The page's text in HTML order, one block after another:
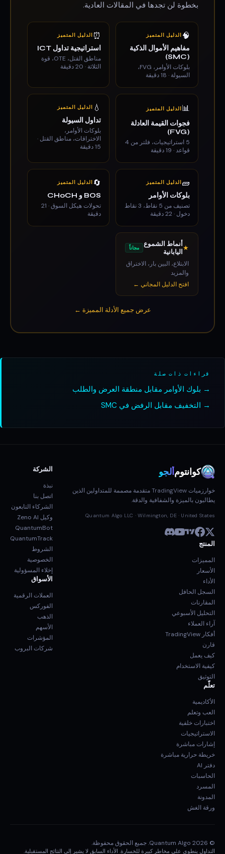
بخطوة لن تجدها في المقالات العادية.
🧠 الدليل المتميز
مفاهيم الأموال الذكية
(SMC)
بلوكات الأوامر، FVG،
السيولة · 18 دقيقة
⏰ الدليل المتميز
استراتيجية تداول ICT
مناطق القتل، OTE، قوة
الثلاثة · 20 دقيقة
📊 الدليل المتميز
فجوات القيمة العادلة
(FVG)
5 استراتيجيات، فلتر من 4
قواعد · 19 دقيقة
💧 الدليل المتميز
تداول السيولة
بلوكات الأوامر،
الاختراقات، مناطق القتل ·
15 دقيقة
🧱 الدليل المتميز
بلوكات الأوامر
تصنيف من 5 نقاط، 3 نقاط
دخول · 22 دقيقة
🔄 الدليل المتميز
BOS و CHoCH
تحولات هيكل السوق · 21
دقيقة
★أنماط الشموع
اليابانية
مجاناً
الابتلاع، البين بار، الاختراق
والمزيد
افتح الدليل المجاني ←
عرض جميع الأدلة المميزة ←
قراءات ذات صلة
→ بلوك الأوامر مقابل منطقة العرض والطلب
→ التخفيف مقابل الرفض في SMC
كوانتومألجو
خوارزميات TradingView متقدمة مصممة للمتداولين الذين
يطالبون بالميزة والشفافية والدقة.
Quantum Algo LLC · Wilmington, DE · United States
المنتج
المميزات
الأسعار
الأداء
السجل الحافل
المقارنات
التحليل الأسبوعي
آراء العملاء
أفكار TradingView
قارن
كيف يعمل
كيفية الاستخدام
التوثيق
تعلّم
الأكاديمية
العب وتعلم
اختبارات خلفية
الاستراتيجيات
إشارات مباشرة
خريطة حرارية مباشرة
دفتر AI
الحاسبات
المسرد
المدونة
ورقة الغش
الشركة
نبذة
اتصل بنا
الشركاء التابعون
وكيل Zeno AI
QuantumBot
QuantumTrack
الشروط
الخصوصية
إخلاء المسؤولية
الأسواق
العملات الرقمية
الفوركس
الذهب
الأسهم
المؤشرات
شركات البروب
© 2026 Quantum Algo. جميع الحقوق محفوظة.
التداول ينطوي على مخاطر كبيرة للخسارة. الأداء السابق لا يشير إلى النتائج المستقبلية.